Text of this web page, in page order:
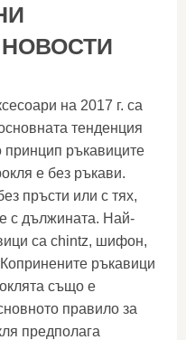
на 2017 г. са
тенденция
ръкавиците
е без ръкави.
пръсти или с тях,
с дължината. Най-
са chintz, шифон,
ръкавици
също е
правило за
предполага